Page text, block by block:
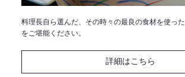
料理長自ら選んだ、その時々の最良の食材を使っ
をご堪能ください。
詳細はこちら